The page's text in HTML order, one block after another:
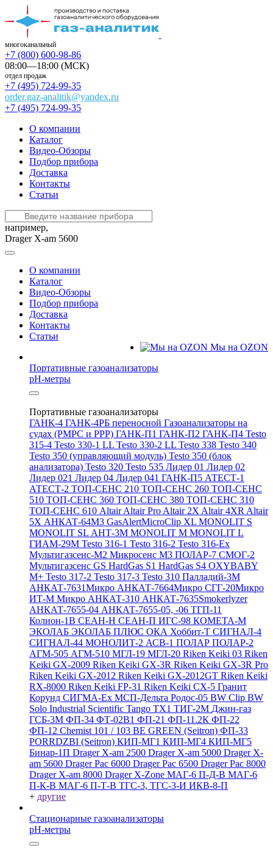
многоканальный
+7 (800) 600-98-86
08:00—18:00 (МСК)
отдел продаж
+7 (495) 724-99-35
order.gaz-analitik@yandex.ru
+7 (495) 724-99-35
О компании
Каталог
Видео-Обзоры
Подбор прибора
Доставка
Контакты
Статьи
например,
Drager X-am 5600
О компании
Каталог
Видео-Обзоры
Подбор прибора
Доставка
Контакты
Статьи
Мы на OZON
Портативные газоанализаторы
pH-метры
Портативные газоанализаторы
ГАНК-4 ГАНК-4РБ переносной Газоанализаторы на
судах (РМРС и РРР) ГАНК-П1 ГАНК-П2 ГАНК-П4 Testo
315-4 Testo 330-1 LL Testo 330-2 LL Testo 338 Testo 340
Testo 350 (управляющий модуль) Testo 350 (блок
анализатора) Testo 320 Testo 535 Лидер 01 Лидер 02
Лидер 021 Лидер 04 Лидер 041 ГАНК-П5 АТЕСТ-1
АТЕСТ-2 ТОП-СЕНС 210 ТОП-СЕНС 260 ТОП-СЕНС
510 ТОП-СЕНС 360 ТОП-СЕНС 380 ТОП-СЕНС 310
ТОП-СЕНС 610 AltairAltair Pro Altair 2X Altair 4XR Altair
5X АНКАТ-64М3 GasAlertMicroClip XL MONOLIT S
MONOLIT SL АНТ-3М MONOLIT M MONOLIT L
ГИАМ-29М Testo 316-1 Testo 316-2 Testo 316-Ex
Мультигазсенс-М2 Микросенс М3 ПОЛАР-7 СМОГ-2
Мультигазсенс GS HardGas S1 HardGas S4 OXYBABY
M+ Testo 317-2 Testo 317-3 Testo 310 Палладий-3М
АНКАТ-7631Микро АНКАТ-7664Микро СГГ-20Микро
ИТ-М Микро АНКАТ-310 АНКАТ-7635Smokerlyzer
АНКАТ-7655-04 АНКАТ-7655-05, -06 ТГП-11
Колион-1В СЕАН-Н СЕАН-П ИГС-98 КОМЕТА-М
ЭКОЛАБ ЭКОЛАБ ПЛЮС ОКА Хоббит-Т СИГНАЛ-4
СИГНАЛ-44 МОНОЛИТ-2 АСВ-1 ПОЛАР ПОЛАР-2
АГМ-505 АГМ-510 МГЛ-19 МГЛ-20 Riken Keiki 03 Riken
Keiki GX-2009 Riken Keiki GX-3R Riken Keiki GX-3R Pro
Riken Keiki GX-2012 Riken Keiki GX-2012GT Riken Keiki
RX-8000 Riken Keiki FP-31 Riken Keiki CX-5 Гранит
Корунд СИГМА-Ех МСП-Дельта Родос-05 BW Clip BW
Solo Industrial Scientific Tango TX1 ТИГ-2М Джин-газ
ГСБ-3М ФП-34 ФТ-02В1 ФП-21 ФП-11.2К ФП-22
ФП-12 Chemist 101 / 103 BE GREEN (Seitron) ФП-33
PORRDZBI (Seitron) КИП-МГ1 КИП-МГ4 КИП-МГ5
Бинар-1П Drager X-am 2500 Drager X-am 5000 Drager X-
am 5600 Drager Pac 6000 Drager Pac 6500 Drager Pac 8000
Drager X-am 8000 Drager X-Zone МАГ-6 П-Д-В МАГ-6
П-К-В МАГ-6 П-Т-В ТГС-3, ТГС-3-И ИКВ-8-П
+ другие
Стационарные газоанализаторы
pH-метры